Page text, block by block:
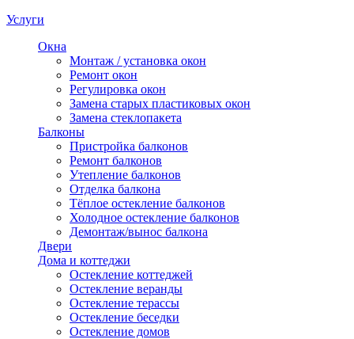
Услуги
Окна
Монтаж / установка окон
Ремонт окон
Регулировка окон
Замена старых пластиковых окон
Замена стеклопакета
Балконы
Пристройка балконов
Ремонт балконов
Утепление балконов
Отделка балкона
Тёплое остекление балконов
Холодное остекление балконов
Демонтаж/вынос балкона
Двери
Дома и коттеджи
Остекление коттеджей
Остекление веранды
Остекление терассы
Остекление беседки
Остекление домов